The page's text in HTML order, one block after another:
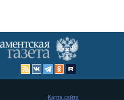
Карта сайта